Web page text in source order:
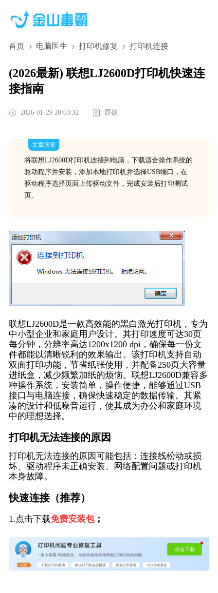
首页 电脑医生 打印机修复 打印机连接
(2026最新) 联想LJ2600D打印机快速连
接指南
2026-01-29 20:03:32 原创
文章摘要
将联想LJ2600D打印机连接到电脑，下载适合操作系统的
驱动程序并安装，添加本地打印机并选择USB端口，在
驱动程序选择页面上传驱动文件，完成安装后打印测试
页。
联想LJ2600D是一款高效能的黑白激光打印机，专为
中小型企业和家庭用户设计。其打印速度可达30页
每分钟，分辨率高达1200x1200 dpi，确保每一份文
件都能以清晰锐利的效果输出。该打印机支持自动
双面打印功能，节省纸张使用，并配备250页大容量
进纸盒，减少频繁加纸的烦恼。联想LJ2600D兼容多
种操作系统，安装简单，操作便捷，能够通过USB
接口与电脑连接，确保快速稳定的数据传输。其紧
凑的设计和低噪音运行，使其成为办公和家庭环境
中的理想选择。
打印机无法连接的原因
打印机无法连接的原因可能包括：连接线松动或损
坏、驱动程序未正确安装、网络配置问题或打印机
本身故障。
快速连接（推荐）
1.点击下载免费安装包；